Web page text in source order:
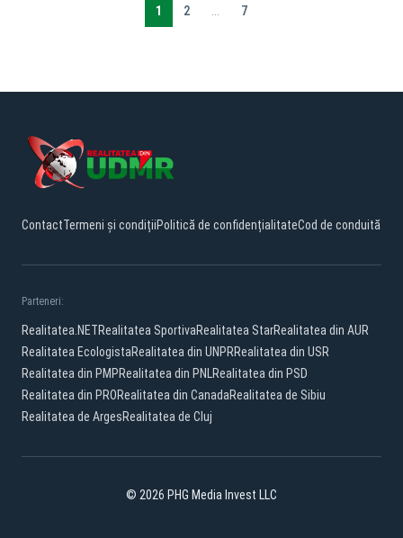
1 2 7
ContactTermeni și condițiiPolitică de confidențialitateCod de conduită
Parteneri:
Realitatea.NETRealitatea SportivaRealitatea StarRealitatea din AUR
Realitatea EcologistaRealitatea din UNPRRealitatea din USR
Realitatea din PMPRealitatea din PNLRealitatea din PSD
Realitatea din PRORealitatea din CanadaRealitatea de Sibiu
Realitatea de ArgesRealitatea de Cluj
© 2026 PHG Media Invest LLC